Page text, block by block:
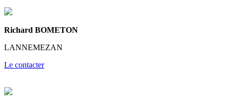
Richard BOMETON
LANNEMEZAN
Le contacter